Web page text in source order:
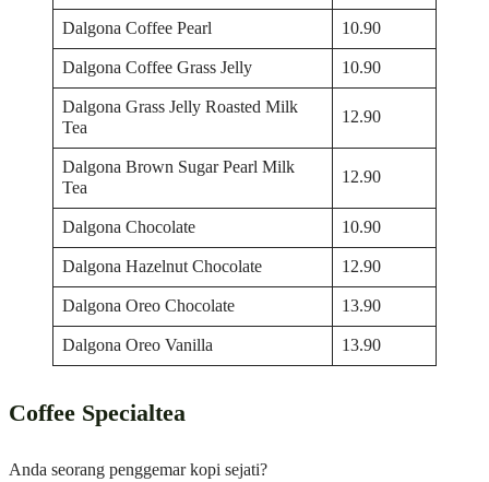
Dalgona Coffee Pearl
10.90
Dalgona Coffee Grass Jelly
10.90
Dalgona Grass Jelly Roasted Milk
Tea
12.90
Dalgona Brown Sugar Pearl Milk
Tea
12.90
Dalgona Chocolate
10.90
Dalgona Hazelnut Chocolate
12.90
Dalgona Oreo Chocolate
13.90
Dalgona Oreo Vanilla
13.90
Coffee Specialtea
Anda seorang penggemar kopi sejati?